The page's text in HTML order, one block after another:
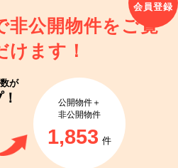
非公開物件を ご覧
けます！
が
公開物件＋
非公開物件
1,853 件